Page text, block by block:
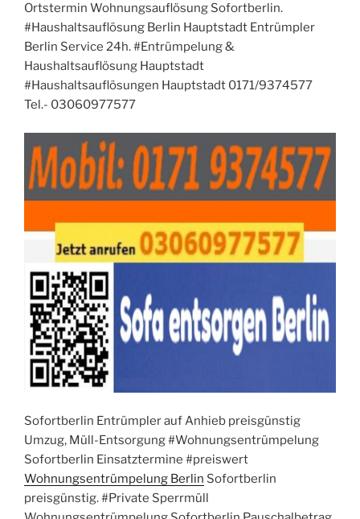
Ortstermin Wohnungsauflösung Sofortberlin.
#Haushaltsauflösung Berlin Hauptstadt Entrümpler
Berlin Service 24h. #Entrümpelung &
Haushaltsauflösung Hauptstadt
#Haushaltsauflösungen Hauptstadt 0171/9374577
Tel.- 03060977577
Sofortberlin Entrümpler auf Anhieb preisgünstig
Umzug, Müll-Entsorgung #Wohnungsentrümpelung
Sofortberlin Einsatztermine #preiswert
Wohnungsentrümpelung Berlin Sofortberlin
preisgünstig. #Private Sperrmüll